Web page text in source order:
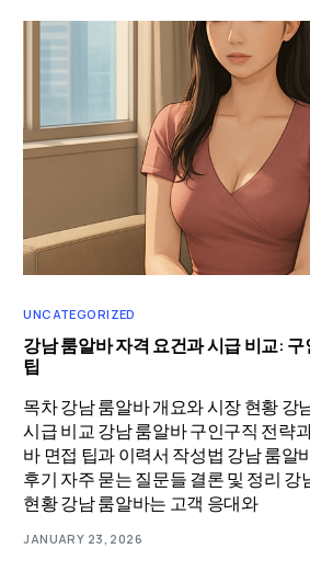
UNCATEGORIZED
강남 룸알바 자격 요건과 시급 비교:
팁
목차 강남 룸알바 개요와 시장 현황 강
시급 비교 강남 룸알바 구인구직 전략
바 면접 팁과 이력서 작성법 강남 룸알
후기 자주 묻는 질문들 결론 및 정리
현황 강남 룸알바는 고객 응대와
JANUARY 23, 2026